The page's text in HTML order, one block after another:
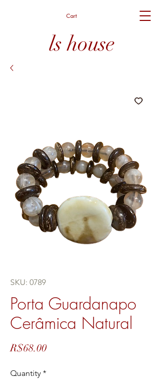
Cart
ls house
SKU: 0789
Porta Guardanapo
Cerâmica Natural
R$68.00Price
Quantity *